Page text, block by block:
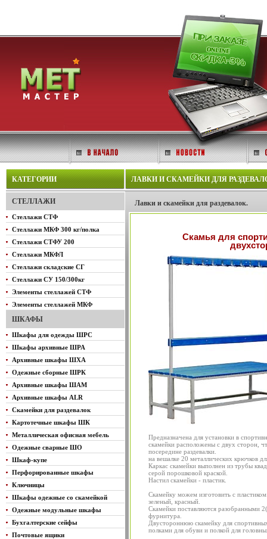
КАТЕГОРИИ
СТЕЛЛАЖИ
Стеллажи СТФ
Стеллажи МКФ 300 кг/полка
Стеллажи СТФУ 200
Стеллажи МКФЛ
Стеллажи складские СГ
Стеллажи СУ 150/300кг
Элементы стеллажей СТФ
Элементы стеллажей МКФ
ШКАФЫ
Шкафы для одежды ШРС
Шкафы архивные ШРА
Архивные шкафы ШХА
Одежные сборные ШРК
Архивные шкафы ШАМ
Архивные шкафы ALR
Скамейки для раздевалок
Картотечные шкафы ШК
Металлическая офисная мебель
Одежные сварные ШО
Шкаф-купе
Перфорированные шкафы
Ключницы
Шкафы одежные со скамейкой
Одежные модульные шкафы
Бухгалтерские сейфы
Почтовые ящики
ЛАВКИ И СКАМЕЙКИ ДЛЯ
Лавки и скамейки для раздевалок.
Скамья для
Предназначена для установки в
скамейки расположены с двух сторон,
посередине раздевалки.
на вешалке 20 металлических крючков
Каркас скамейки выполнен из трубы
серой порошковой краской.
Настил скамейки - пластик.
Скамейку можем изготовить с
зеленый, красный.
Скамейки поставляются разобранными
фурнитура.
Двустороннюю скамейку для
полками для обуви и полкой для